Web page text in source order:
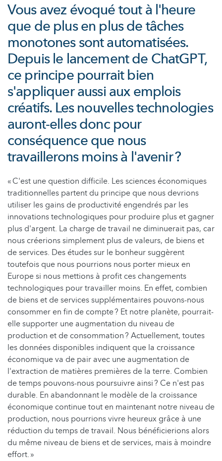
Vous avez évoqué tout à l'heure
que de plus en plus de tâches
monotones sont automatisées.
Depuis le lancement de ChatGPT,
ce principe pourrait bien
s'appliquer aussi aux emplois
créatifs. Les nouvelles technologies
auront-elles donc pour
conséquence que nous
travaillerons moins à l'avenir ?
« C'est une question difficile. Les sciences économiques
traditionnelles partent du principe que nous devrions
utiliser les gains de productivité engendrés par les
innovations technologiques pour produire plus et gagner
plus d'argent. La charge de travail ne diminuerait pas, car
nous créerions simplement plus de valeurs, de biens et
de services. Des études sur le bonheur suggèrent
toutefois que nous pourrions nous porter mieux en
Europe si nous mettions à profit ces changements
technologiques pour travailler moins. En effet, combien
de biens et de services supplémentaires pouvons-nous
consommer en fin de compte ? Et notre planète, pourrait-
elle supporter une augmentation du niveau de
production et de consommation ? Actuellement, toutes
les données disponibles indiquent que la croissance
économique va de pair avec une augmentation de
l'extraction de matières premières de la terre. Combien
de temps pouvons-nous poursuivre ainsi ? Ce n'est pas
durable. En abandonnant le modèle de la croissance
économique continue tout en maintenant notre niveau de
production, nous pourrions vivre heureux grâce à une
réduction du temps de travail. Nous bénéficierions alors
du même niveau de biens et de services, mais à moindre
effort. »